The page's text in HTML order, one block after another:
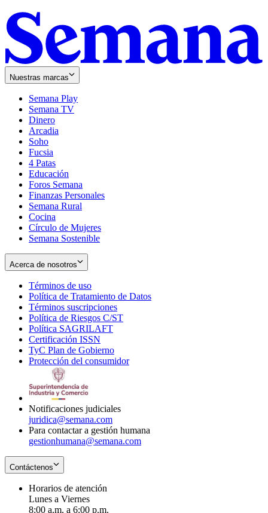
Nuestras marcas
Semana Play
Semana TV
Dinero
Arcadia
Soho
in
new
window
Fucsia
in
new
window
4 Patas
Educación
Foros Semana
Finanzas Personales
Semana Rural
Cocina
Círculo de Mujeres
Semana Sostenible
Acerca de nosotros
Términos de uso
in
new
window
Política de Tratamiento de Datos
Términos suscripciones
in
Política de Riesgos C/ST
Política SAGRILAFT
new
window
Certificación ISSN
in
new
TyC Plan de Gobierno
in
Protección del consumidorOpens
Notificaciones judiciales
juridica@semana.com
Para contactar a gestión humana
gestionhumana@semana.com
Contáctenos
Horarios de atención
Lunes a Viernes
8:00 a.m. a 6:00 p.m.